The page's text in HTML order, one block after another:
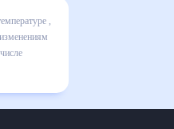
и даст
дней.